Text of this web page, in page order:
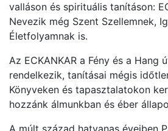
valláson és spirituális tanításon:
Nevezik még Szent Szellemnek,
Életfolyamnak is.
Az ECKANKAR a Fény és a Hang
rendelkezik, tanításai mégis
Könyveken és tapasztalatokon
hozzánk álmunkban és éber
A múlt század hatvanas éveiben